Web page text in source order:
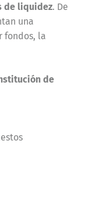
de liquidez. De
una
fondos, la
de